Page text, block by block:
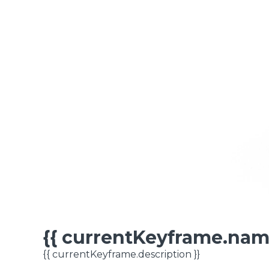
{{
{{ currentKeyframe.description }}
FICHA TÉCNICA